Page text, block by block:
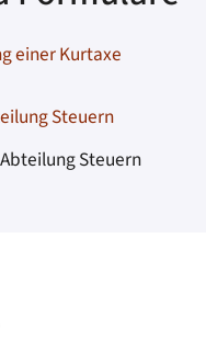
einer Kurtaxe
Steuern
Steuern